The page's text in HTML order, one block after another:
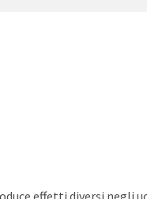
effetti diversi negli